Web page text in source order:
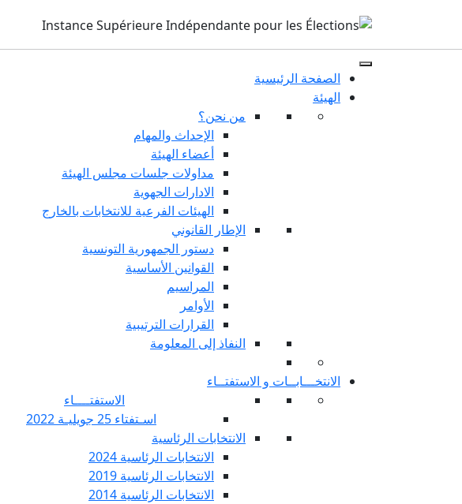
الصفحة الرئيسية
الهيئة
من نحن؟
الإحداث والمهام
أعضاء الهيئة
مداولات جلسات مجلس الهيئة
الادارات الجهوية
الهيئات الفرعية للانتخابات بالخارج
الإطار القانوني
دستور الجمهورية التونسية
القوانين الأساسية
المراسيم
الأوامر
القرارات الترتيبية
النفاذ إلى المعلومة
الانتخـــابــات و الاستفتــاء
الاستفتــــاء
اسـتفتاء 25 جويليـة 2022
الانتخابات الرئاسية
الانتخابات الرئاسية 2024
الانتخابات الرئاسية 2019
الانتخابات الرئاسية 2014